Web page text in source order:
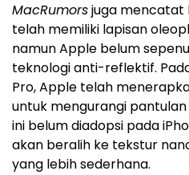
MacRumorsjuga mencatat
telah memiliki lapisan
namun Apple belum
teknologi anti-reflektif.
Pro, Apple telah
untuk mengurangi
ini belum diadopsi pada
akan beralih ke tekstur
yang lebih sederhana.